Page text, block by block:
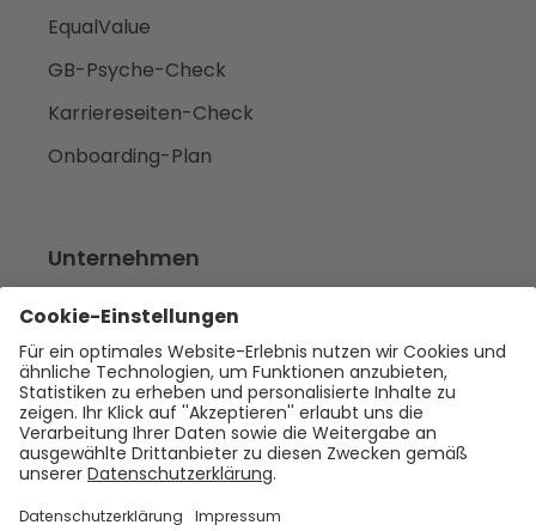
EqualValue
GB-Psyche-Check
Karriereseiten-Check
Onboarding-Plan
Unternehmen
Empfehlen
Über uns
Presse
Karriere